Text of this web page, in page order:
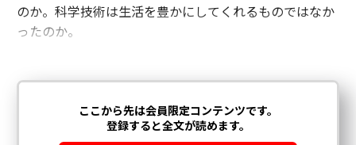
のか。科学技術は生活を豊かにしてくれるものではなか
ったのか。